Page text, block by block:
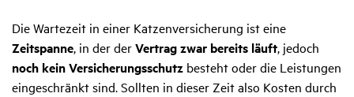
Die Wartezeit in einer Katzenversicherung ist eine
Zeitspanne, in der derVertrag zwar bereits läuft, jedoch
noch kein Versicherungsschutz besteht oder die Leistungen
eingeschränkt sind. Sollten in dieser Zeit also Kosten durch